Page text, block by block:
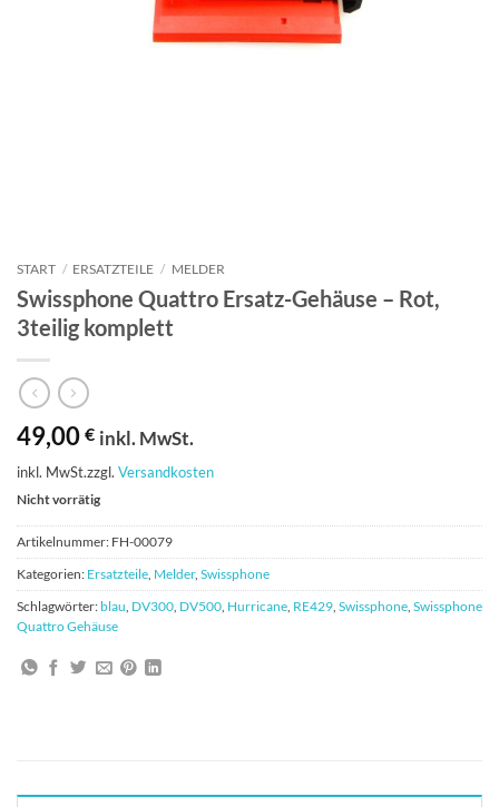
START / ERSATZTEILE / MELDER
Swissphone Quattro Ersatz-Gehäuse – Rot,
3teilig komplett
49,00 € inkl. MwSt.
inkl. MwSt.zzgl. Versandkosten
Nicht vorrätig
Artikelnummer: FH-00079
Kategorien: Ersatzteile Melder, Swissphone
Schlagwörter: blau DV300 DV500 Hurricane RE429 Swissphone Swissphone
Quattro Gehäuse